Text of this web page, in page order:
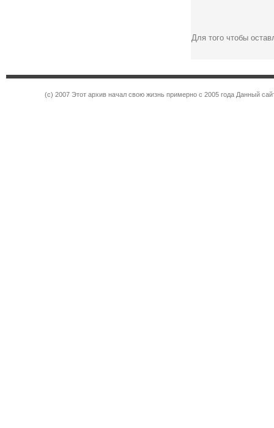
Для того чтобы
(c) 2007 Этот архив начал свою жизнь примерно с 2005 года Данный